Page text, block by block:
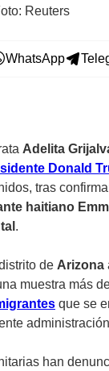
Reuters
WhatsApp
Adelita
Donald
tras
haitiano
.
de Arizona
muestra más
que se
han